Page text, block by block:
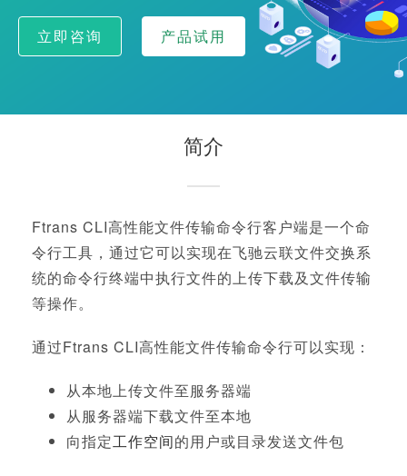
立即咨询 产品试用
简介
Ftrans CLI高性能文件传输命令行客户端是一个命
令行工具，通过它可以实现在飞驰云联文件交换系
统的命令行终端中执行文件的上传下载及文件传输
等操作。
通过Ftrans CLI高性能文件传输命令行可以实现：
从本地上传文件至服务器端
从服务器端下载文件至本地
向指定工作空间的用户或目录发送文件包